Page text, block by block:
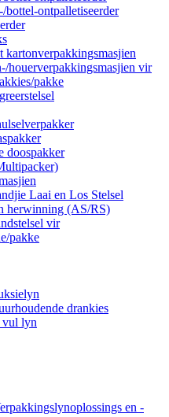
ontpalletiseerder
kartonverpakkingsmasjien
houerverpakkingsmasjien vir
pakke
doospakker
Laai en Los Stelsel
herwinning (AS/RS)
vir
pakke
drankies
vul lyn
en -